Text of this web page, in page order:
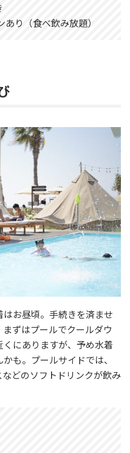
り（食べ飲み放題）
お昼頃。手続きを済ませ
ずはプールでクールダウ
にありますが、予め水着
も。プールサイドでは、
どのソフトドリンクが飲み